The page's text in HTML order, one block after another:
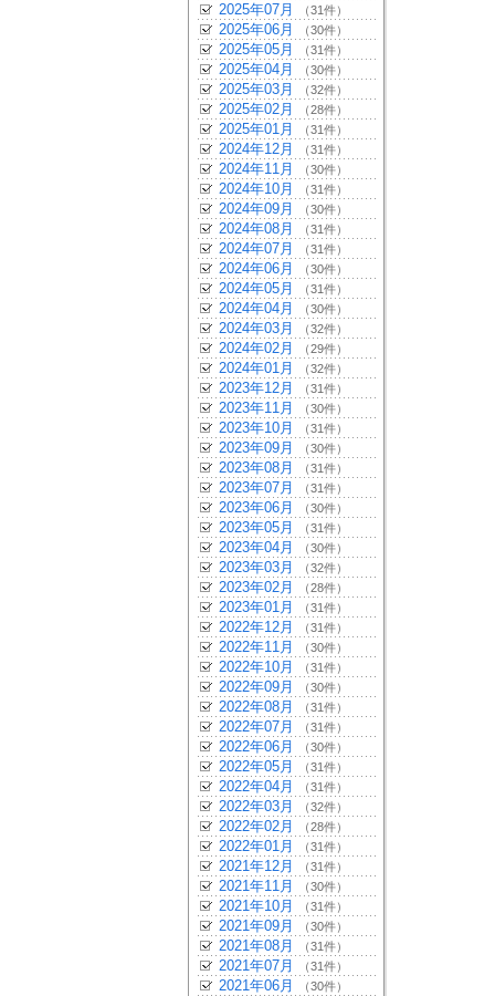
2025年07月 （31件）
2025年06月 （30件）
2025年05月 （31件）
2025年04月 （30件）
2025年03月 （32件）
2025年02月 （28件）
2025年01月 （31件）
2024年12月 （31件）
2024年11月 （30件）
2024年10月 （31件）
2024年09月 （30件）
2024年08月 （31件）
2024年07月 （31件）
2024年06月 （30件）
2024年05月 （31件）
2024年04月 （30件）
2024年03月 （32件）
2024年02月 （29件）
2024年01月 （32件）
2023年12月 （31件）
2023年11月 （30件）
2023年10月 （31件）
2023年09月 （30件）
2023年08月 （31件）
2023年07月 （31件）
2023年06月 （30件）
2023年05月 （31件）
2023年04月 （30件）
2023年03月 （32件）
2023年02月 （28件）
2023年01月 （31件）
2022年12月 （31件）
2022年11月 （30件）
2022年10月 （31件）
2022年09月 （30件）
2022年08月 （31件）
2022年07月 （31件）
2022年06月 （30件）
2022年05月 （31件）
2022年04月 （31件）
2022年03月 （32件）
2022年02月 （28件）
2022年01月 （31件）
2021年12月 （31件）
2021年11月 （30件）
2021年10月 （31件）
2021年09月 （30件）
2021年08月 （31件）
2021年07月 （31件）
2021年06月 （30件）